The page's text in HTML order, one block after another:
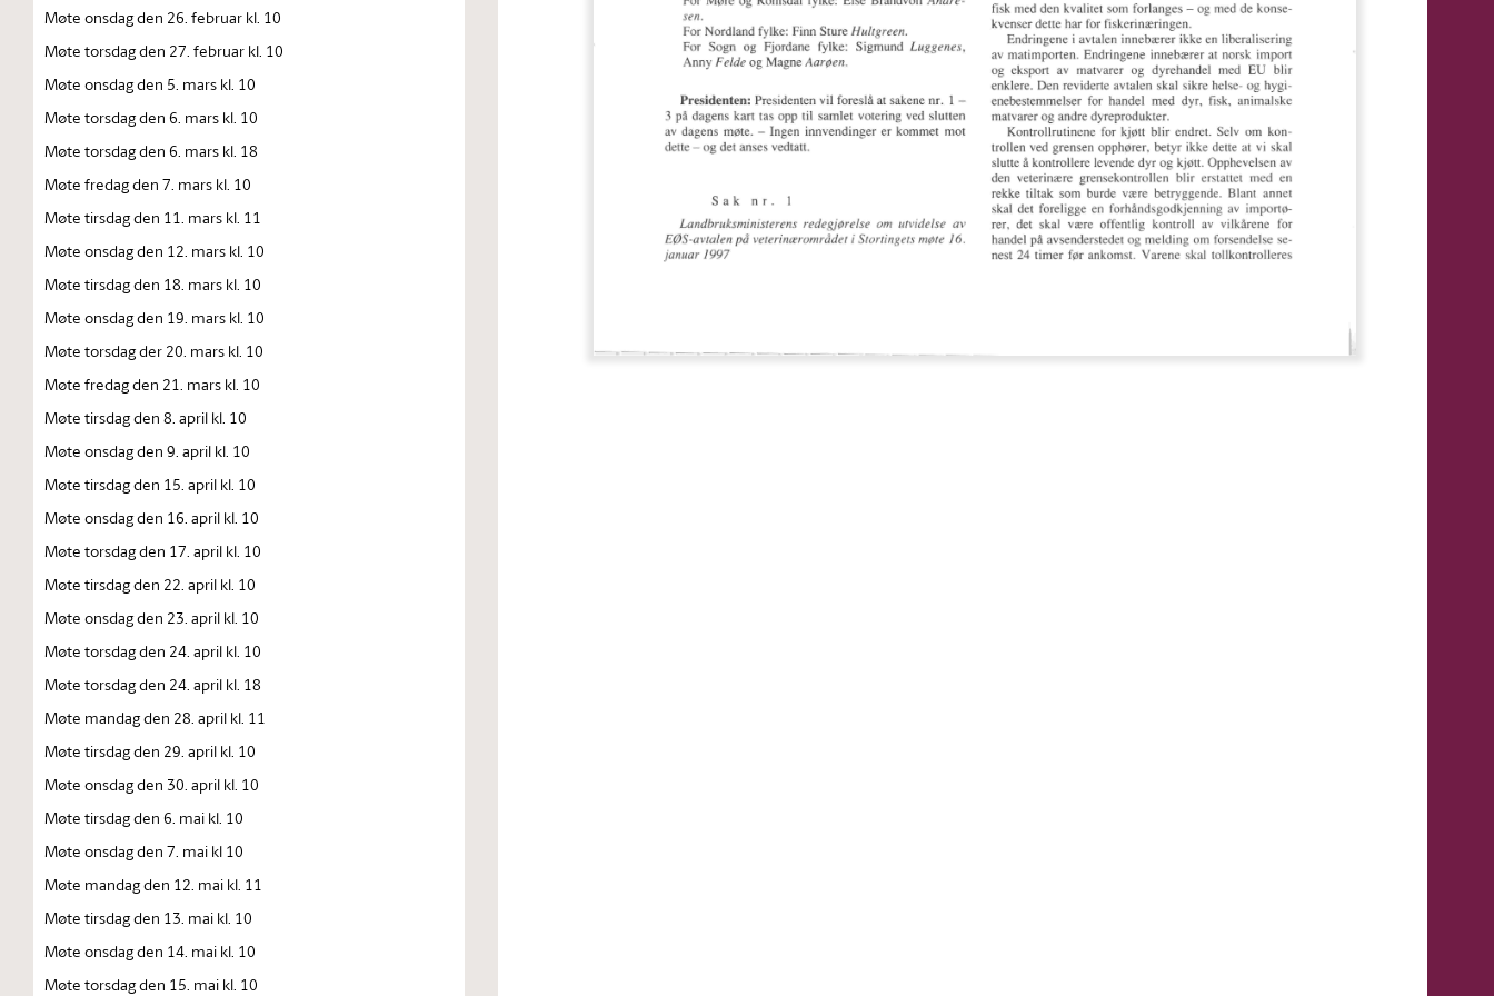
Møte onsdag den 26. februar kl. 10
Møte torsdag den 27. februar kl. 10
Møte onsdag den 5. mars kl. 10
Møte torsdag den 6. mars kl. 10
Møte torsdag den 6. mars kl. 18
Møte fredag den 7. mars kl. 10
Møte tirsdag den 11. mars kl. 11
Møte onsdag den 12. mars kl. 10
Møte tirsdag den 18. mars kl. 10
Møte onsdag den 19. mars kl. 10
Møte torsdag der 20. mars kl. 10
Møte fredag den 21. mars kl. 10
Møte tirsdag den 8. april kl. 10
Møte onsdag den 9. april kl. 10
Møte tirsdag den 15. april kl. 10
Møte onsdag den 16. april kl. 10
Møte torsdag den 17. april kl. 10
Møte tirsdag den 22. april kl. 10
Møte onsdag den 23. april kl. 10
Møte torsdag den 24. april kl. 10
Møte torsdag den 24. april kl. 18
Møte mandag den 28. april kl. 11
Møte tirsdag den 29. april kl. 10
Møte onsdag den 30. april kl. 10
Møte tirsdag den 6. mai kl. 10
Møte onsdag den 7. mai kl 10
Møte mandag den 12. mai kl. 11
Møte tirsdag den 13. mai kl. 10
Møte onsdag den 14. mai kl. 10
Møte torsdag den 15. mai kl. 10